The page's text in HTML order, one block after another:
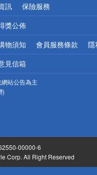
訊 保險服務
獎公佈
物須知 會員服務條款 隱
見信箱
站公告為主
)
00000-6
Corp. All Right Reserved